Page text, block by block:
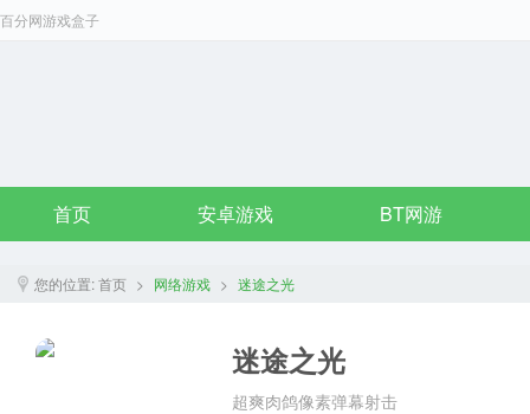
百分网游戏盒子
首页 安卓游戏 BT网游
您的位置:首页 > 网络游戏 > 迷途之光
迷途之光
超爽肉鸽像素弹幕射击